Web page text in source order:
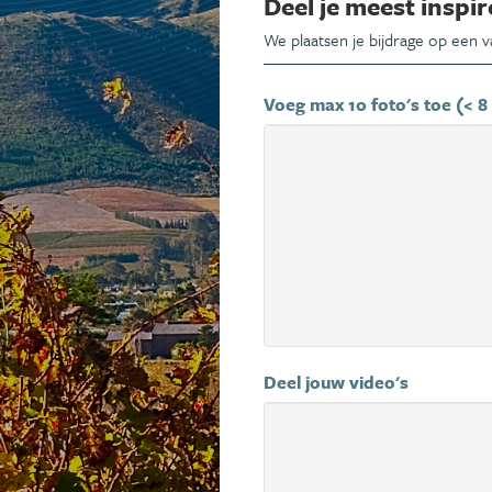
We plaatsen je bijdrage op een
Voeg max 10 foto's toe (<
Deel jouw video's